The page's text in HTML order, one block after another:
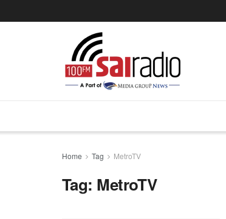
Home Tag MetroTV
Tag: MetroTV